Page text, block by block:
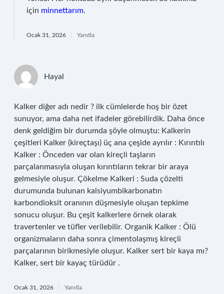
için minnettarım.
Ocak 31, 2026 Yanıtla
Hayal
Kalker diğer adı nedir ? ilk cümlelerde hoş bir özet
sunuyor, ama daha net ifadeler görebilirdik. Daha önce
denk geldiğim bir durumda şöyle olmuştu: Kalkerin
çeşitleri Kalker (kireçtaşı) üç ana çeşide ayrılır : Kırıntılı
Kalker : Önceden var olan kireçli taşların
parçalanmasıyla oluşan kırıntıların tekrar bir araya
gelmesiyle oluşur. Çökelme Kalkeri : Suda çözelti
durumunda bulunan kalsiyumbikarbonatın
karbondioksit oranının düşmesiyle oluşan tepkime
sonucu oluşur. Bu çeşit kalkerlere örnek olarak
travertenler ve tüfler verilebilir. Organik Kalker : Ölü
organizmaların daha sonra çimentolaşmış kireçli
parçalarının birikmesiyle oluşur. Kalker sert bir kaya mı?
Kalker, sert bir kayaç türüdür .
Ocak 31, 2026 Yanıtla